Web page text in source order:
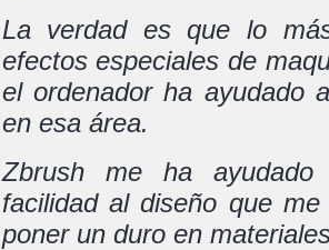
La verdad es que lo
efectos especiales de
el ordenador ha ayudado
en esa área.
Zbrush me ha
facilidad al diseño que
poner un duro en